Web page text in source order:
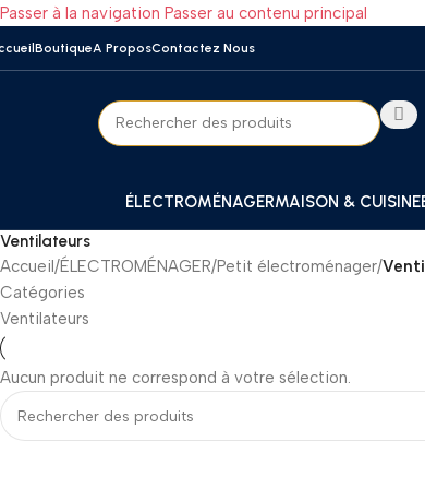
Passer à la navigation Passer au contenu principal
BoutiqueA ProposContactez Nous
ÉLECTROMÉNAGERMAISON & CUISINE
Ventilateurs
Accueil/ÉLECTROMÉNAGER/Petit électroménager/
Catégories
Ventilateurs
Aucun produit ne correspond à votre sélection.